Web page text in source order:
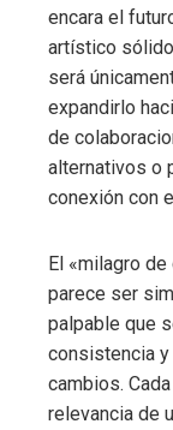
encara el
artístico
será
expandirlo
de
alternativos o
conexión con
El «milagro
parece ser
palpable que
consistencia y
cambios.
relevancia de